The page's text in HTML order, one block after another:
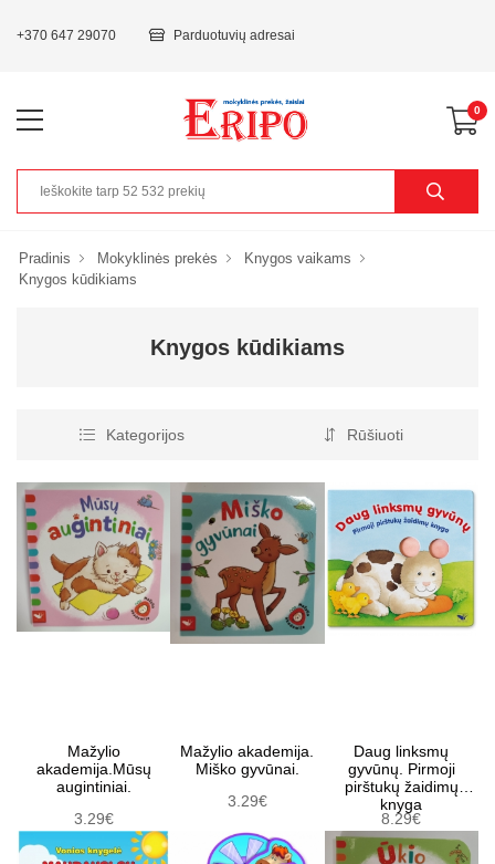
+370 647 29070 Parduotuvių adresai
0
Pradinis Mokyklinės prekės
Knygos vaikams
Knygos kūdikiams
Knygos kūdikiams
Kategorijos Rūšiuoti
Mažylio
akademija.Mūsų
augintiniai.
3.29€
Mažylio akademija.
Miško gyvūnai.
3.29€
Daug linksmų
gyvūnų. Pirmoji
pirštukų žaidimų
knyga
8.29€